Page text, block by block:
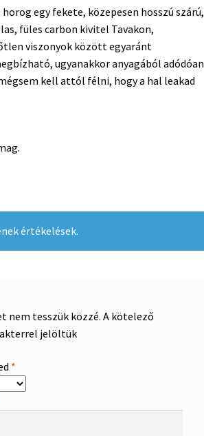
egy fekete, közepesen hosszú szárú,
füles carbon kivitel Tavakon,
viszonyok között egyaránt
ugyanakkor anyagából adódóan
kell attól félni, hogy a hal leakad
értékelések.
nem tesszük közzé. A kötelező
jelöltük
*